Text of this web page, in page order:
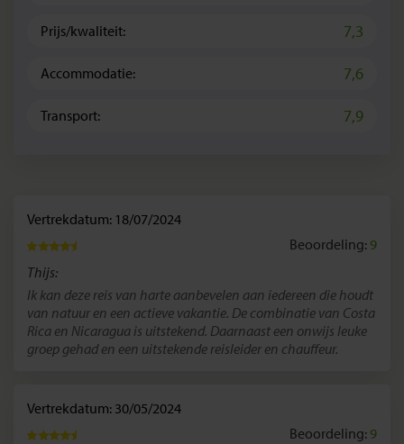
Prijs/kwaliteit: 7,3
Accommodatie: 7,6
Transport: 7,9
Vertrekdatum: 18/07/2024
Beoordeling: 9
Thijs:
Ik kan deze reis van harte aanbevelen aan iedereen die houdt
van natuur en een actieve vakantie. De combinatie van Costa
Rica en Nicaragua is uitstekend. Daarnaast een onwijs leuke
groep gehad en een uitstekende reisleider en chauffeur.
Vertrekdatum: 30/05/2024
Beoordeling: 9